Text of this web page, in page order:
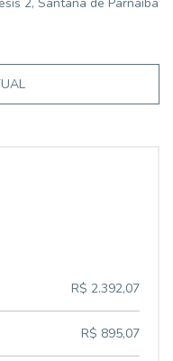
R$ 2.392,07
R$ 895,07